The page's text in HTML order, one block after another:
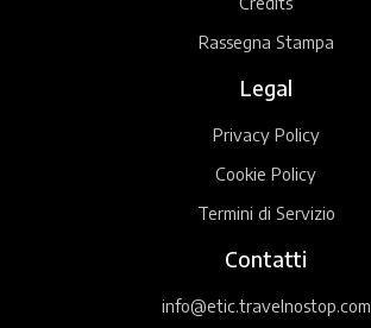
Rassegna Stampa
Legal
Privacy Policy
Cookie Policy
Termini di Servizio
Contatti
info@etic.travelnostop.com